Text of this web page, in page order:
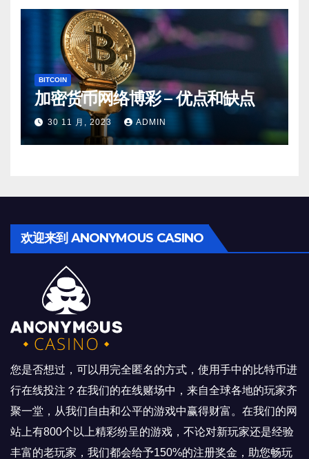
BITCOIN
加密货币网络博彩 – 优点和缺点
30 11 月, 2023 ADMIN
欢迎来到 ANONYMOUS CASINO
您是否想过，可以用完全匿名的方式，使用手中的比特币进
行在线投注？在我们的在线赌场中，来自全球各地的玩家齐
聚一堂，从我们自由和公平的游戏中赢得财富。在我们的网
站上有800个以上精彩纷呈的游戏，不论对新玩家还是经验
丰富的老玩家，我们都会给予150%的注册奖金，助您畅玩